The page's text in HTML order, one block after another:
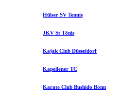
Hülser SV Tennis
JKV St Tönis
Kajak Club Düsseldorf
Kapellener TC
Karate Club Bushido Bonn